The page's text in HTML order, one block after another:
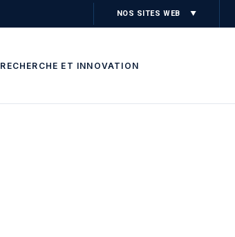
RECHERCHE ET INNOVATION
NOS SITES WEB